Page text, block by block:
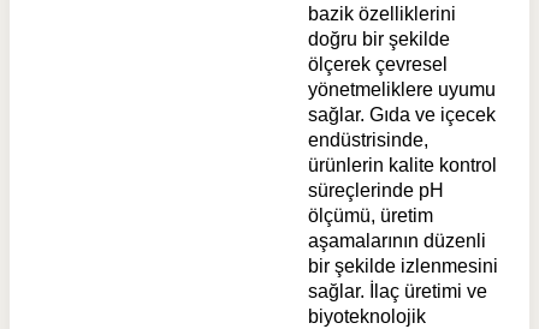
bazik özelliklerini
doğru bir şekilde
ölçerek çevresel
yönetmeliklere uyumu
sağlar. Gıda ve içecek
endüstrisinde,
ürünlerin kalite kontrol
süreçlerinde pH
ölçümü, üretim
aşamalarının düzenli
bir şekilde izlenmesini
sağlar. İlaç üretimi ve
biyoteknolojik